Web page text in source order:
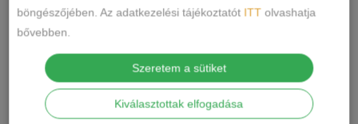
Ápolás: Gépben mosható.
Mindennapokra tökéletes választás.
5 méret: L méret
6 méret: XL méret
7 méret: 2XL méret
böngészőjében. Az adatkezelési tájékoztatót ITT olvashatja
bővebben.
Szeretem a sütiket
Kiválasztottak elfogadása